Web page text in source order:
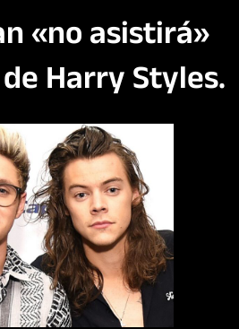
«no asistirá»
Harry Styles.